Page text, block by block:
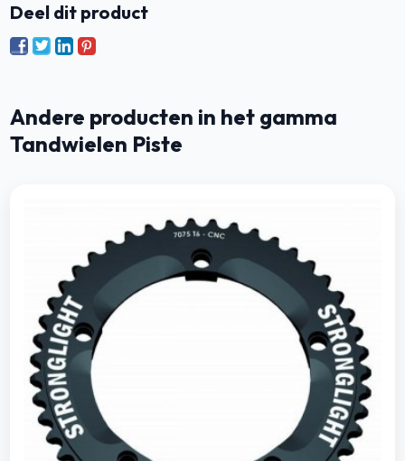
Deel dit product
Andere producten in het gamma
Tandwielen Piste